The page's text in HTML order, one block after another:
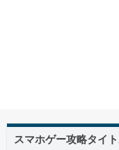
スマホゲー攻略タイ